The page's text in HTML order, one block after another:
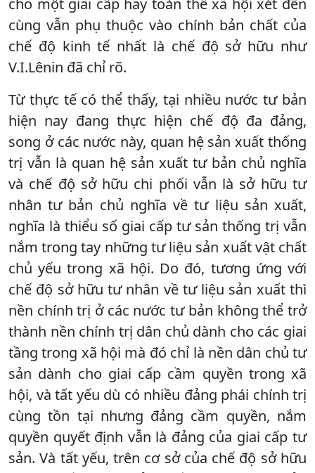
cho một giai cấp hay toàn thể xã hội xét đến
cùng vẫn phụ thuộc vào chính bản chất của
chế độ kinh tế nhất là chế độ sở hữu như
V.I.Lênin đã chỉ rõ.
Từ thực tế có thể thấy, tại nhiều nước tư bản
hiện nay đang thực hiện chế độ đa đảng,
song ở các nước này, quan hệ sản xuất thống
trị vẫn là quan hệ sản xuất tư bản chủ nghĩa
và chế độ sở hữu chi phối vẫn là sở hữu tư
nhân tư bản chủ nghĩa về tư liệu sản xuất,
nghĩa là thiểu số giai cấp tư sản thống trị vẫn
nắm trong tay những tư liệu sản xuất vật chất
chủ yếu trong xã hội. Do đó, tương ứng với
chế độ sở hữu tư nhân về tư liệu sản xuất thì
nền chính trị ở các nước tư bản không thể trở
thành nền chính trị dân chủ dành cho các giai
tầng trong xã hội mà đó chỉ là nền dân chủ tư
sản dành cho giai cấp cầm quyền trong xã
hội, và tất yếu dù có nhiều đảng phái chính trị
cùng tồn tại nhưng đảng cầm quyền, nắm
quyền quyết định vẫn là đảng của giai cấp tư
sản. Và tất yếu, trên cơ sở của chế độ sở hữu